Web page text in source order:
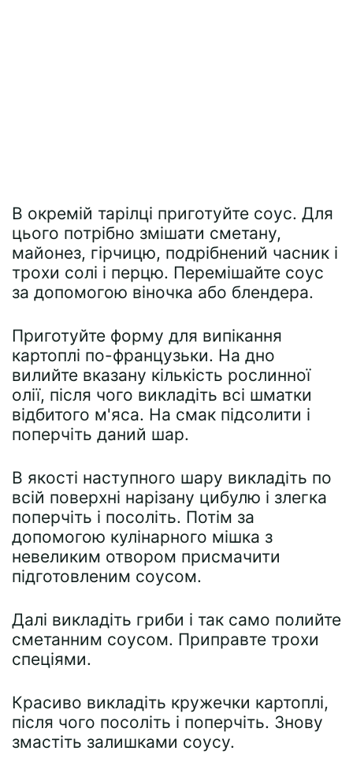
В окремій тарілці приготуйте соус. Для
цього потрібно змішати сметану,
майонез, гірчицю, подрібнений часник і
трохи солі і перцю. Перемішайте соус
за допомогою віночка або блендера.
Приготуйте форму для випікання
картоплі по-французьки. На дно
вилийте вказану кількість рослинної
олії, після чого викладіть всі шматки
відбитого м'яса. На смак підсолити і
поперчіть даний шар.
В якості наступного шару викладіть по
всій поверхні нарізану цибулю і злегка
поперчіть і посоліть. Потім за
допомогою кулінарного мішка з
невеликим отвором присмачити
підготовленим соусом.
Далі викладіть гриби і так само полийте
сметанним соусом. Приправте трохи
спеціями.
Красиво викладіть кружечки картоплі,
після чого посоліть і поперчіть. Знову
змастіть залишками соусу.